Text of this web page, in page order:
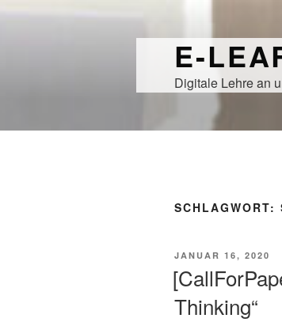
E-
Digitale Lehre an
SCHLAGWORT:
VERÖFFENTLICHT
JANUAR 16, 2020
Thinking“